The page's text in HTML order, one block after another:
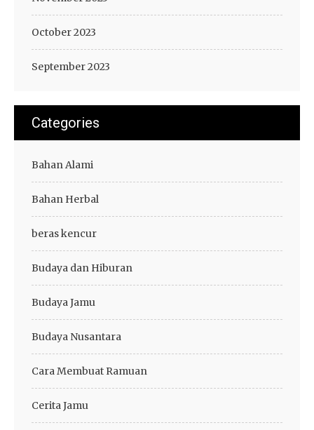
October 2023
September 2023
Categories
Bahan Alami
Bahan Herbal
beras kencur
Budaya dan Hiburan
Budaya Jamu
Budaya Nusantara
Cara Membuat Ramuan
Cerita Jamu